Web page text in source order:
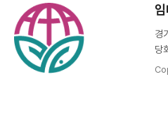
경
당